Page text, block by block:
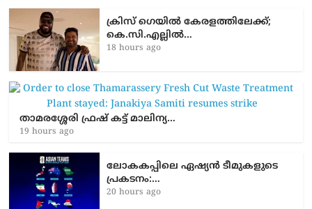
ക്രിസ് ഗെയിൽ കേരളത്തിലേക്ക്;
കെ.സി.എല്ലിൽ…
18 hours ago
താമരശ്ശേരി ഫ്രഷ് കട്ട് മാലിന്യ…
19 hours ago
ലോകകപ്പിലെ ഏഷ്യന്‍ ടീമുകളുടെ
പ്രകടനം:…
20 hours ago